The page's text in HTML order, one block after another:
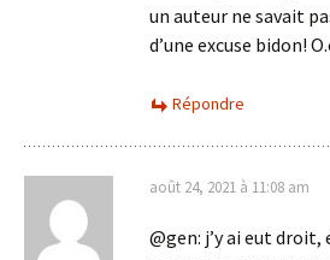
un auteur ne savait
d’une excuse bidon!
Répondre
août 24, 2021 à 11:08 am
@gen: j’y ai eut droit,